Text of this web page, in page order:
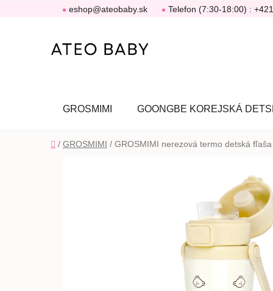
eshop@ateobaby.sk Telefon (7:30-18:00) :
GROSMIMI GOONGBE KOREJSKÁ
Domov
/ GROSMIMI / GROSMIMI nerezová termo detská